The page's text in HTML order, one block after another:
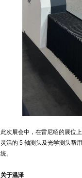
此次展会中，在雷尼绍的展位
灵活的 5 轴测头及光学测头帮
统。
关于温泽